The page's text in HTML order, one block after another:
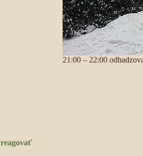
21:00 – 22:00
reagovať